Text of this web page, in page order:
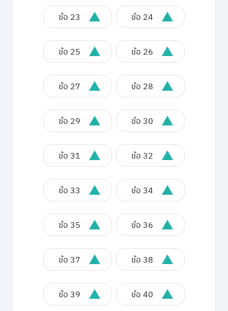
ข้อ 23 ข้อ 24
ข้อ 25 ข้อ 26
ข้อ 27 ข้อ 28
ข้อ 29 ข้อ 30
ข้อ 31 ข้อ 32
ข้อ 33 ข้อ 34
ข้อ 35 ข้อ 36
ข้อ 37 ข้อ 38
ข้อ 39 ข้อ 40